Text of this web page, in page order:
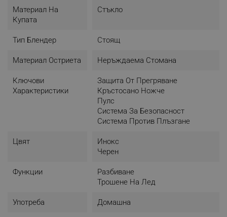
Материал На
Купата
Стъкло
Тип Блендер Стоящ
Материал Остриета Неръждаема Стомана
Ключови
Характеристики
Защита От Прегряване
Кръстосано Ножче
Пулс
Система За Безопасност
Система Против Плъзгане
Цвят
Инокс
Черен
Функции
Разбиване
Трошене На Лед
Употреба Домашна